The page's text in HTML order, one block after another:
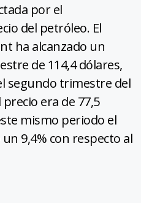
por el
del petróleo. El
ha alcanzado un
de 114,4 dólares,
segundo trimestre del
era de 77,5
mismo periodo el
9,4% con respecto al